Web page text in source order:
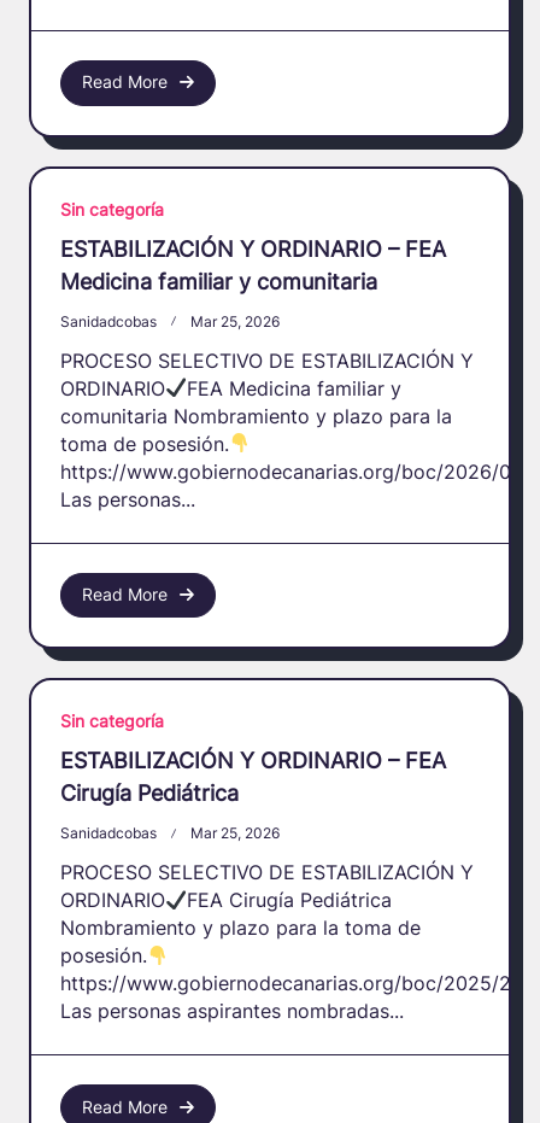
Read More
Sin categoría
ESTABILIZACIÓN Y ORDINARIO – FEA
Medicina familiar y comunitaria
Sanidadcobas Mar 25, 2026
PROCESO SELECTIVO DE ESTABILIZACIÓN Y
ORDINARIO
FEA Medicina familiar y
comunitaria Nombramiento y plazo para la
toma de posesión.
https://www.gobiernodecanarias.org/boc/2026/
Las personas...
Read More
Sin categoría
ESTABILIZACIÓN Y ORDINARIO – FEA
Cirugía Pediátrica
Sanidadcobas Mar 25, 2026
PROCESO SELECTIVO DE ESTABILIZACIÓN Y
ORDINARIO
FEA Cirugía Pediátrica
Nombramiento y plazo para la toma de
posesión.
https://www.gobiernodecanarias.org/boc/2025/
Las personas aspirantes nombradas...
Read More